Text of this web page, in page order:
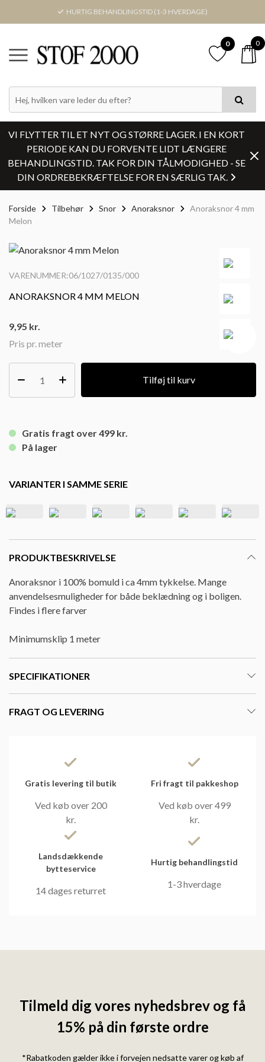
HURTIG BEHANDLINGSTID (1-3 HVERDAGE)
0 0
VI FLYTTER TIL ET NYT OG STØRRE LAGER. I EN KORT
PERIODE KAN DU FORVENTE LIDT LÆNGERE
BEHANDLINGSTID. TAK FOR DIN TÅLMODIGHED - SE
DIN ORDREBEKRÆFTELSE FOR EN SÆRLIG TAK.
Forside Tilbehør Snor Anoraksnor
Anoraksnor 4 mm
Melon
VARENUMMER:06/1027/0135/000
ANORAKSNOR 4 MM MELON
Pris pr. meter
9,95 kr.
Tilføj til kurv
Gratis fragt over 499 kr.
På lager
VARIANTER I SAMME SERIE
PRODUKTBESKRIVELSE
Anoraksnor i 100% bomuld i ca 4mm tykkelse. Mange
anvendelsesmuligheder for både beklædning og i boligen.
Findes i flere farver
Minimumsklip 1 meter
SPECIFIKATIONER
FRAGT OG LEVERING
Gratis levering til butik
Ved køb over 200
kr.
Fri fragt til pakkeshop
Ved køb over 499
kr.
Landsdækkende
bytteservice
14 dages returret
Hurtig behandlingstid
1-3 hverdage
Tilmeld dig vores nyhedsbrev og få
15% på din første ordre
*Rabatkoden gælder ikke i forvejen nedsatte varer og køb af